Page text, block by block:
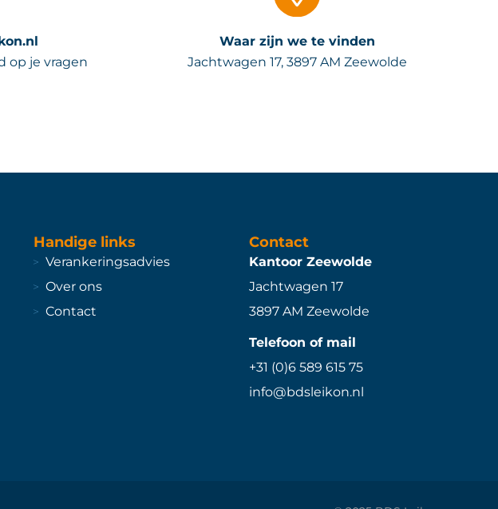
op je vragen
Waar zijn we te vinden
Jachtwagen 17, 3897 AM Zeewolde
Handige links
Verankeringsadvies
Over ons
Contact
Contact
Kantoor Zeewolde
Jachtwagen 17
3897 AM Zeewolde
Telefoon of mail
+31 (0)6 589 615 75
info@bdsleikon.nl